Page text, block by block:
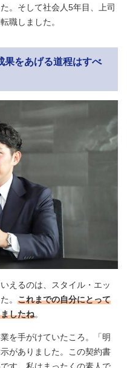
。そして社会人5年目、上司
職しました。
果をあげる道程はすべ
えるのは、スタイル・エッ
。 これまでの自分にとって
したね。
を手がけていたころ。「明
がありました。この契約書